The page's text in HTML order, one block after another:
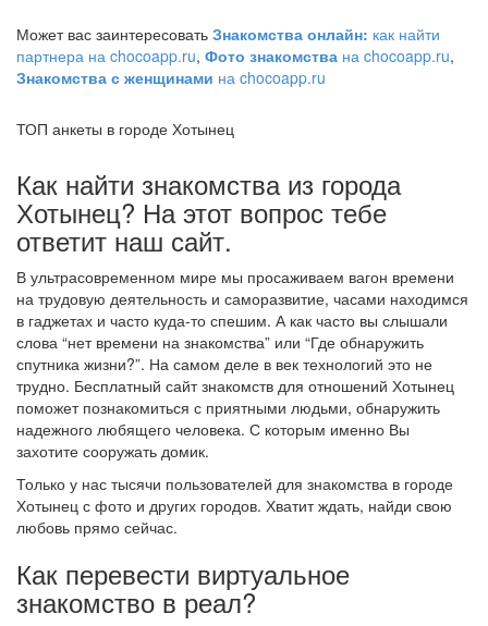
Может вас заинтересовать Знакомства онлайн: как найти
партнера на chocoapp.ru, Фото знакомства на chocoapp.ru,
Знакомства с женщинами на chocoapp.ru
ТОП анкеты в городе Хотынец
Как найти знакомства из города
Хотынец? На этот вопрос тебе
ответит наш сайт.
В ультрасовременном мире мы просаживаем вагон времени
на трудовую деятельность и саморазвитие, часами находимся
в гаджетах и часто куда-то спешим. А как часто вы слышали
слова “нет времени на знакомства” или “Где обнаружить
спутника жизни?”. На самом деле в век технологий это не
трудно. Бесплатный сайт знакомств для отношений Хотынец
поможет познакомиться с приятными людьми, обнаружить
надежного любящего человека. С которым именно Вы
захотите сооружать домик.
Только у нас тысячи пользователей для знакомства в городе
Хотынец с фото и других городов. Хватит ждать, найди свою
любовь прямо сейчас.
Как перевести виртуальное
знакомство в реал?